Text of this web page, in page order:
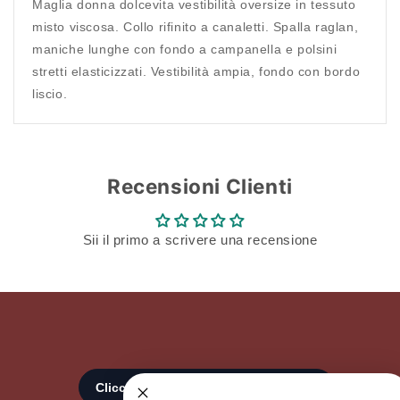
Maglia donna dolcevita vestibilità oversize in tessuto
misto viscosa. Collo rifinito a canaletti. Spalla raglan,
maniche lunghe con fondo a campanella e polsini
stretti elasticizzati. Vestibilità ampia, fondo con bordo
liscio.
Recensioni Clienti
Sii il primo a scrivere una recensione
Accesso richiesto
Accedi al tuo account per aggiungere prodotti alla
tua lista dei desideri e visualizzare gli articoli
salvati in precedenza.